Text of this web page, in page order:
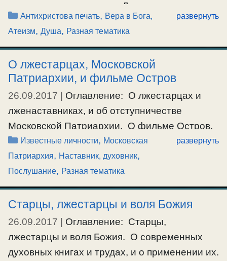
эмоциях и вдохновении. Дары, искусства и
совращение людей. Откуда медиумы? О
способностях ума, памяти, фантазии,
воображении, и о сознании.
#антихристовапечать ,#вдохновение, #воображение
#душа ,#наука ,#сознание
Рубрики
Антихристова печать, Вера в Бога,
Атеизм, Душа, Разная тематика
развернуть
О лжестарцах, Московской
Патриархии, и фильме Остров
26.09.2017
Оглавление: О лжестарцах и
лженаставниках, и об отступничестве
Московской Патриархии. О фильме Остров,
Лунгина. О типичном образе лжестарца, из
фильма «Остров», Лунгина. О лже-старцах и
лже-наставниках, и об отступничестве
Московской Патриархии. Аноним: Часто
приходится слышать о недопонимании, когда
речь идет о лже-старцах. Так, например,
многие недоумевают, а другие прямо
Рубрики
Известные личности, Московская
Патриархия, Наставник, духовник,
Послушание, Разная тематика
развернуть
Старцы, лжестарцы и воля Божия
26.09.2017 | Оглавление: Старцы,
лжестарцы и воля Божия. О современных
духовных книгах и трудах, и о применении их.